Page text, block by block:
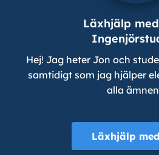
Läxhjälp
Hej! Jag heter Jon och
samtidigt som jag hjälper
alla
Läxhjälp